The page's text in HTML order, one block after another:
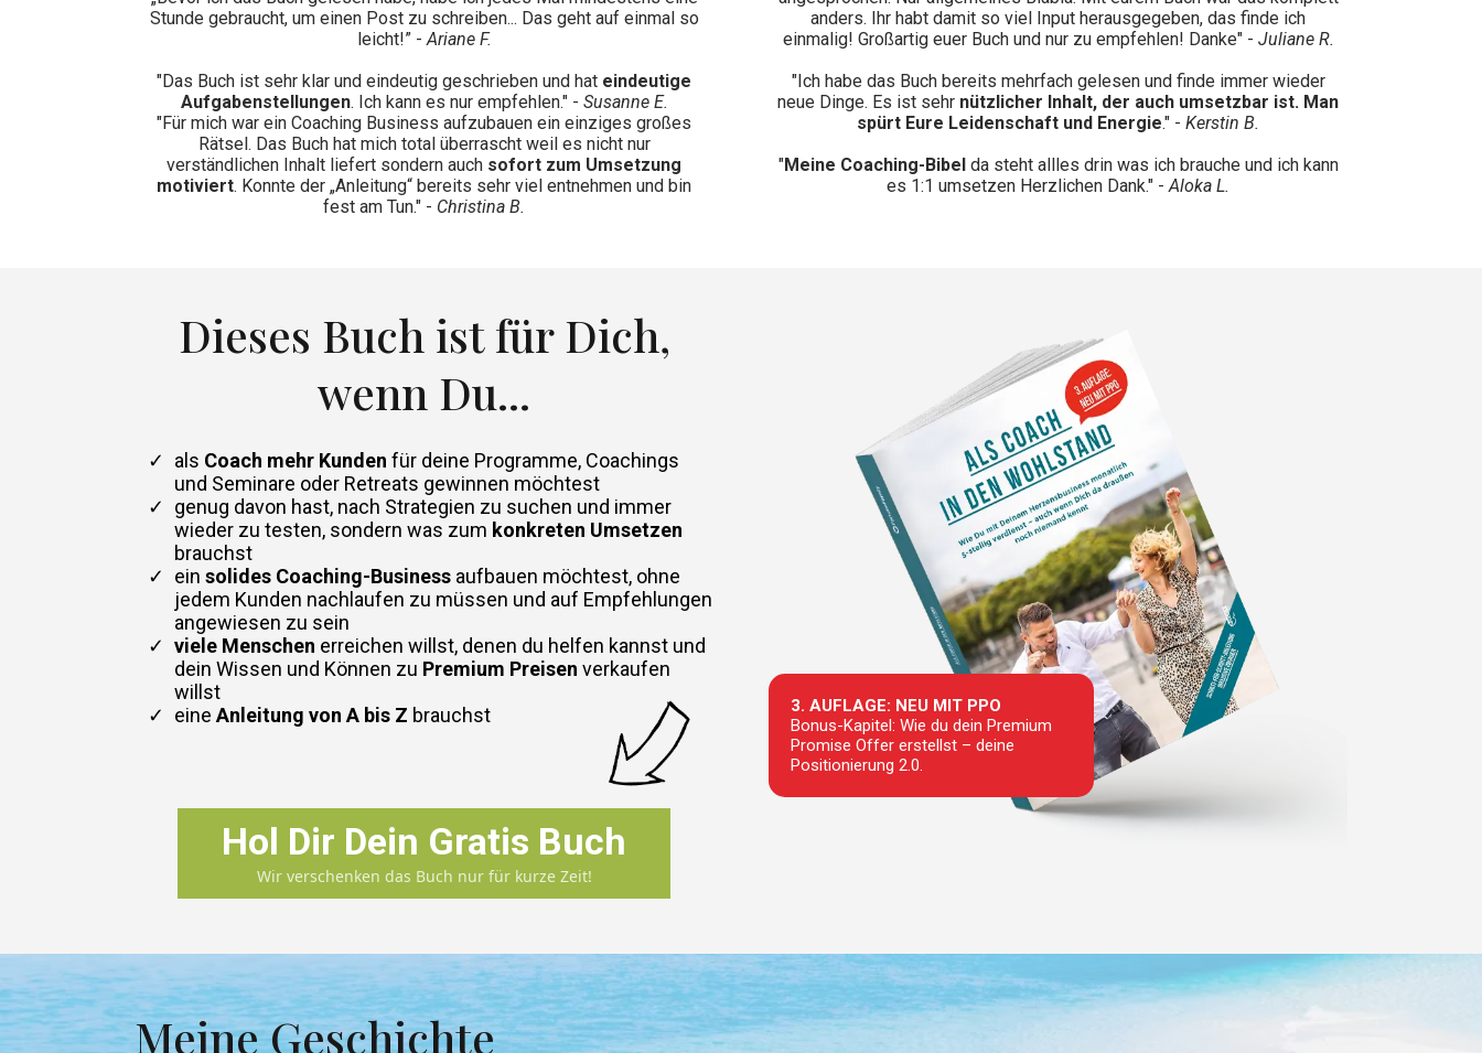
Stunde gebraucht, um einen Post zu schreiben... Das geht auf einmal so
leicht!” - Ariane F.
"Das Buch ist sehr klar und eindeutig geschrieben und hat eindeutige
Aufgabenstellungen. Ich kann es nur empfehlen." - Susanne E.
"Für mich war ein Coaching Business aufzubauen ein einziges großes
Rätsel. Das Buch hat mich total überrascht weil es nicht nur
verständlichen Inhalt liefert sondern auch sofort zum Umsetzung
motiviert. Konnte der „Anleitung“ bereits sehr viel entnehmen und bin
fest am Tun." - Christina B.
anders. Ihr habt damit so viel Input herausgegeben, das finde ich
einmalig! Großartig euer Buch und nur zu empfehlen! Danke" - Juliane R.
"Ich habe das Buch bereits mehrfach gelesen und finde immer wieder
neue Dinge. Es ist sehr nützlicher Inhalt, der auch umsetzbar ist. Man
spürt Eure Leidenschaft und Energie." - Kerstin B.
"Meine Coaching-Bibelda steht allles drin was ich brauche und ich kann
es 1:1 umsetzen Herzlichen Dank." - Aloka L.
Dieses Buch ist für Dich,
wenn Du...
als Coach mehr Kunden für deine Programme, Coachings
und Seminare oder Retreats gewinnen möchtest
​genug davon hast, nach Strategien zu suchen und immer
wieder zu testen, sondern was zum konkreten Umsetzen
brauchst
​ein solides Coaching-Business aufbauen möchtest, ohne
jedem Kunden nachlaufen zu müssen und auf Empfehlungen
angewiesen zu sein
viele Menschen erreichen willst, denen du helfen kannst und
dein Wissen und Können zu Premium Preisen verkaufen
willst
​eine Anleitung von A bis Z brauchst
Hol Dir Dein Gratis Buch
Wir verschenken das Buch nur für kurze Zeit!
3. AUFLAGE: NEU MIT PPO
Bonus-Kapitel: Wie du dein Premium
Promise Offer erstellst – deine
Positionierung 2.0.
Meine Geschichte